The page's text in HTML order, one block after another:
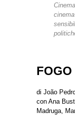
FOGO
di João
con Ana
Madruga,